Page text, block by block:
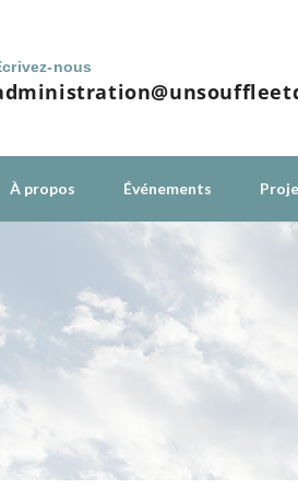
nous
À propos Événements